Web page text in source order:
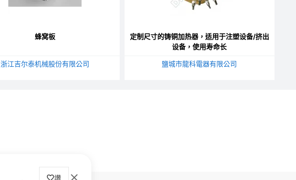
讚
蜂窝板
浙江吉尔泰机械股份有限公司
定制尺寸的铸铜加热器，适用于注塑设备/挤出
设备，使用寿命长
鹽城市龍科電器有限公司